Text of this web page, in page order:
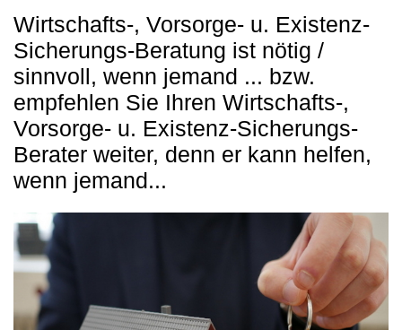
Wirtschafts-, Vorsorge- u. Existenz-
Sicherungs-Beratung ist nötig /
sinnvoll, wenn jemand ... bzw.
empfehlen Sie Ihren Wirtschafts-,
Vorsorge- u. Existenz-Sicherungs-
Berater weiter, denn er kann helfen,
wenn jemand...